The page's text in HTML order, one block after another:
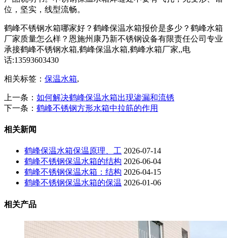
位，坚实，线型流畅。
鹤峰不锈钢水箱哪家好？鹤峰保温水箱报价是多少？鹤峰水箱
厂家质量怎么样？恩施州康乃新不锈钢设备有限责任公司专业
承接鹤峰不锈钢水箱,鹤峰保温水箱,鹤峰水箱厂家,,电
话:13593603430
相关标签： 保温水箱,
上一条： 如何解决鹤峰保温水箱出现渗漏和流锈
下一条： 鹤峰不锈钢方形水箱中拉筋的作用
相关新闻
鹤峰保温水箱保温原理、工 2026-07-14
鹤峰不锈钢保温水箱的结构 2026-06-04
鹤峰不锈钢保温水箱：结构 2026-04-15
鹤峰不锈钢保温水箱的保温 2026-01-06
相关产品